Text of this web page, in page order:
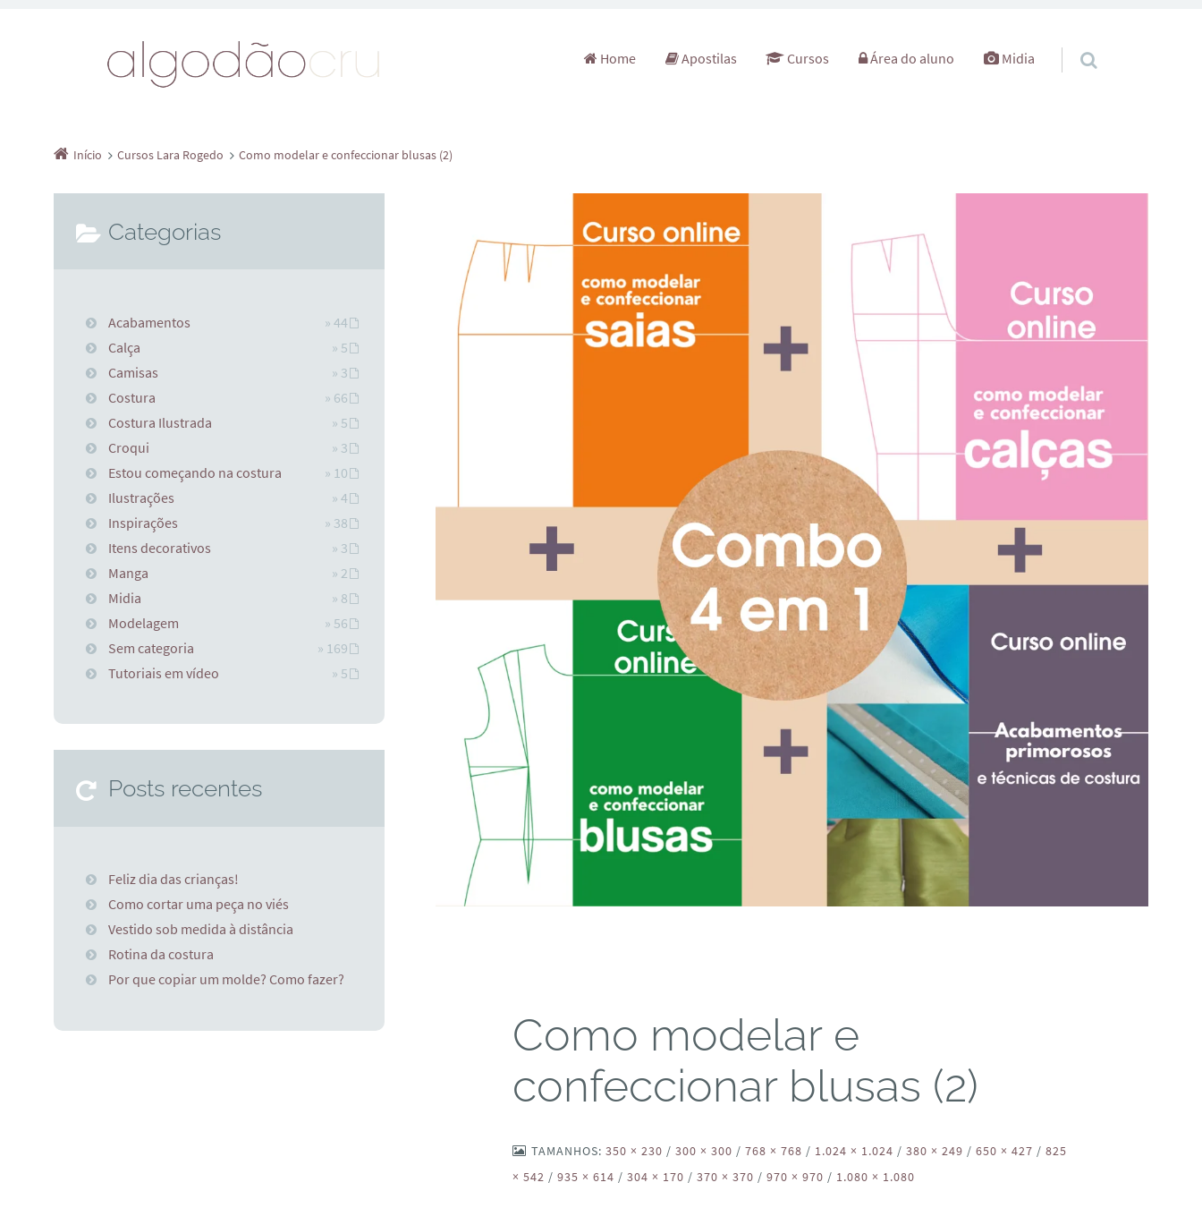
Pular para o conteúdo
Home Apostilas Cursos Área do aluno Midia
Início Cursos Lara Rogedo Como modelar e confeccionar blusas (2)
Como modelar e
confeccionar blusas (2)
TAMANHOS:350 × 230 / 300 × 300 / 768 × 768 / 1.024 × 1.024 / 380 × 249 / 650 × 427 / 825
× 542 / 935 × 614 / 304 × 170 / 370 × 370 / 970 × 970 / 1.080 × 1.080
Categorias
Acabamentos
» 44
Calça
» 5
Camisas
» 3
Costura
» 66
Costura Ilustrada
» 5
Croqui
» 3
Estou começando na costura
» 10
Ilustrações
» 4
Inspirações
» 38
Itens decorativos
» 3
Manga
» 2
Midia
» 8
Modelagem
» 56
Sem categoria
» 169
Tutoriais em vídeo
» 5
Posts recentes
Feliz dia das crianças!
Como cortar uma peça no viés
Vestido sob medida à distância
Rotina da costura
Por que copiar um molde? Como fazer?